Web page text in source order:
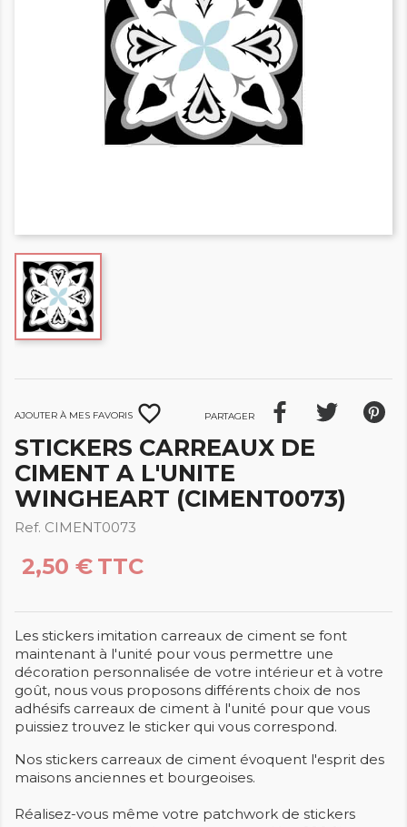
Ajouter à mes favoris favorite_border Partager
STICKERS CARREAUX DE
CIMENT A L'UNITE
WINGHEART (CIMENT0073)
Ref. CIMENT0073
2,50 € TTC
Les stickers imitation carreaux de ciment se font
maintenant à l'unité pour vous permettre une
décoration personnalisée de votre intérieur et à votre
goût, nous vous proposons différents choix de nos
adhésifs carreaux de ciment à l'unité pour que vous
puissiez trouvez le sticker qui vous correspond.
Nos stickers carreaux de ciment évoquent l'esprit des
maisons anciennes et bourgeoises.
Réalisez-vous même votre patchwork de stickers